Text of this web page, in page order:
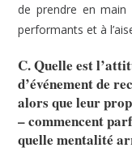
de prendre en main
performants et à
C. Quelle est
d’événement de
alors que leur
– commencent
quelle mentalité